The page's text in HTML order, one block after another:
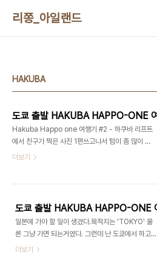
리쫑_아일랜드
HAKUBA
Hakuba Happo one 여행기 #2 - 하쿠바 리프트
에서 친구가 찍은 사진 1편쓰고나서 텀이 좀 많이 길
었네 진짜 스키탔던 내용을 이제 좀 써봐야겠다. 1편
동편 05:10분 솔직히 조금 쫄았던 점이 있는데 나가
노역에서 하쿠바까지 가는 버스가 예약이 안되는 문
제가 있었다. 광역버스가 아니라 그 나가노지역 버스
운송회사가 운영하는 선이라 그런건데 06:20분이
첫차라서 한 이십분 전에 미리가 서 서있었더니 뭐 자
더보기
일본에 가야 할 일이 생겼다.목적지는 'TOKYO' 물
론 그냥 가면 되는거였다. 그런데 난 도쿄에서 하고싶
은게 없다.먹고싶은거야 뭐 주구장창 많지만 도쿄가
더보기